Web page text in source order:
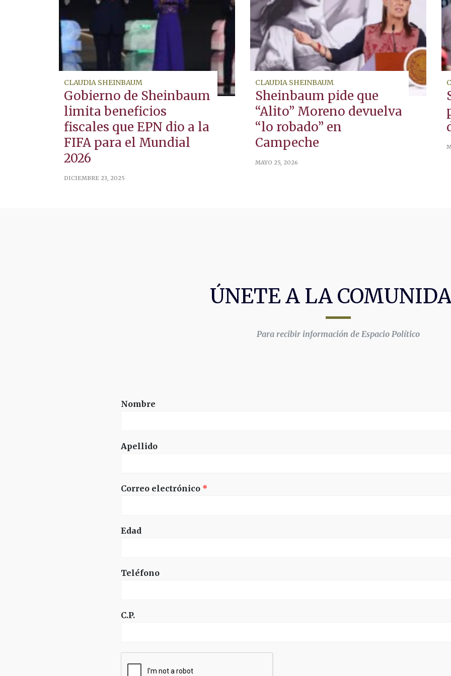
CLAUDIA SHEINBAUM
Gobierno de Sheinbaum
limita beneficios
fiscales que EPN dio a la
FIFA para el Mundial
2026
DICIEMBRE 23, 2025
CLAUDIA SHEINBAUM
Sheinbaum pide que
“Alito” Moreno devuelva
“lo robado” en
Campeche
MAYO 25, 2026
ÚNETE A LA
Para recibir información de Espacio Político
Nombre
Apellido
Correo electrónico *
Edad
Teléfono
C.P.